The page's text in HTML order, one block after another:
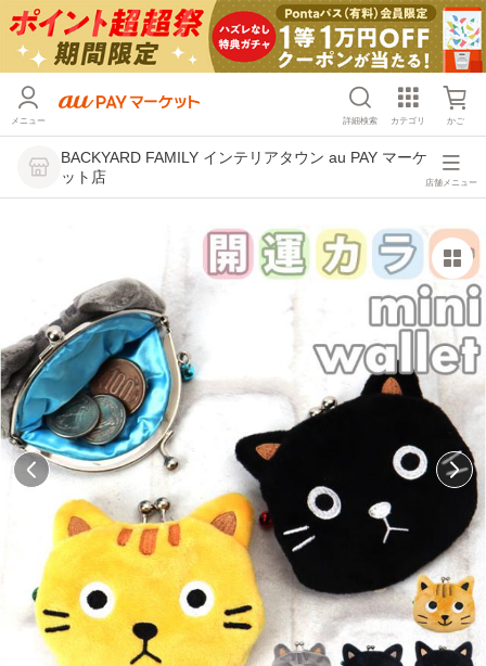
メニュー 詳細検索 カテゴリ かご
BACKYARD FAMILY インテリアタウン au PAY マーケ
ット店
店舗メニュー